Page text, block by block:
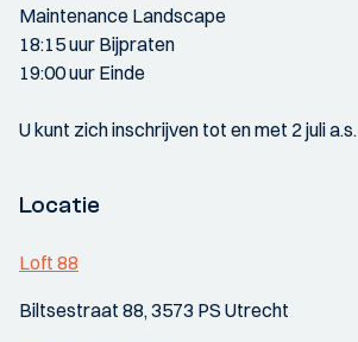
Maintenance Landscape
18:15 uur Bijpraten
19:00 uur Einde
U kunt zich inschrijven tot en met 2 juli a.s.
Locatie
Loft 88
Biltsestraat 88, 3573 PS Utrecht